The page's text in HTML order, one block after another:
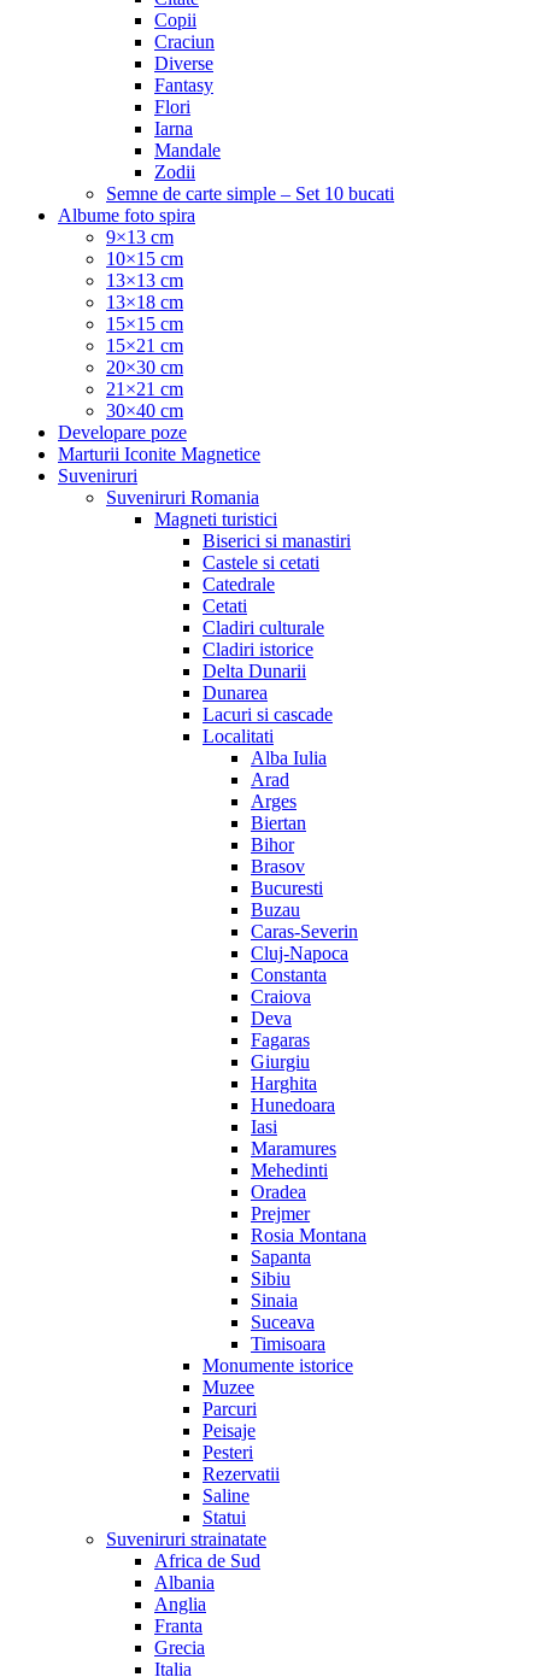
Copii
Craciun
Diverse
Fantasy
Flori
Iarna
Mandale
Zodii
Semne de carte simple – Set 10 bucati
Albume foto spira
9×13 cm
10×15 cm
13×13 cm
13×18 cm
15×15 cm
15×21 cm
20×30 cm
21×21 cm
30×40 cm
Developare poze
Marturii Iconite Magnetice
Suveniruri
Suveniruri Romania
Magneti turistici
Biserici si manastiri
Castele si cetati
Catedrale
Cetati
Cladiri culturale
Cladiri istorice
Delta Dunarii
Dunarea
Lacuri si cascade
Localitati
Alba Iulia
Arad
Arges
Biertan
Bihor
Brasov
Bucuresti
Buzau
Caras-Severin
Cluj-Napoca
Constanta
Craiova
Deva
Fagaras
Giurgiu
Harghita
Hunedoara
Iasi
Maramures
Mehedinti
Oradea
Prejmer
Rosia Montana
Sapanta
Sibiu
Sinaia
Suceava
Timisoara
Monumente istorice
Muzee
Parcuri
Peisaje
Pesteri
Rezervatii
Saline
Statui
Suveniruri strainatate
Africa de Sud
Albania
Anglia
Franta
Grecia
Italia